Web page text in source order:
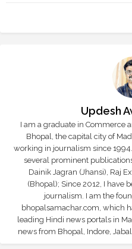
Updesh
I am a graduate in Commerce
Bhopal, the capital city of
working in journalism since
several prominent
Dainik Jagran (Jhansi), Raj
(Bhopal); Since 2012, I have
journalism. I am the
bhopalsamachar.com, which
leading Hindi news portals in
news from Bhopal, Indore,